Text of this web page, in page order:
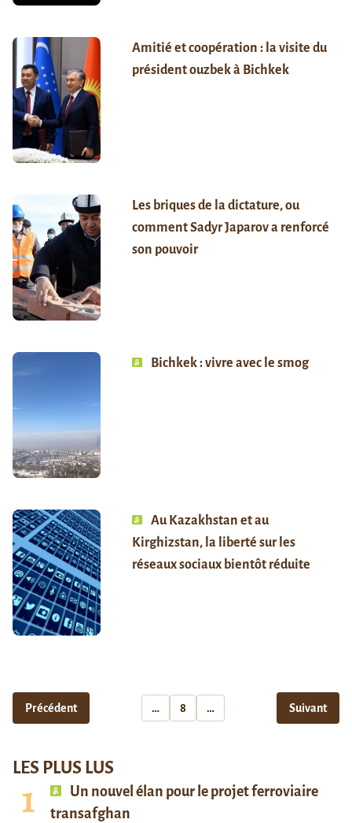
Amitié et coopération : la visite du
président ouzbek à Bichkek
Les briques de la dictature, ou
comment Sadyr Japarov a renforcé
son pouvoir
Bichkek : vivre avec le smog
Au Kazakhstan et au
Kirghizstan, la liberté sur les
réseaux sociaux bientôt réduite
Précédent … 8 … Suivant
LES PLUS LUS
Un nouvel élan pour le projet ferroviaire
transafghan